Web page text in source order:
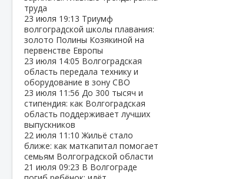
труда
23 июля 19:13 Триумф
волгоградской школы плавания:
золото Полины Козякиной на
первенстве Европы
23 июля 14:05 Волгоградская
область передала технику и
оборудование в зону СВО
23 июля 11:56 До 300 тысяч и
стипендия: как Волгоградская
область поддерживает лучших
выпускников
22 июля 11:10Жильё стало
ближе: как маткапитал помогает
семьям Волгоградской области
21 июля 09:23 В Волгограде